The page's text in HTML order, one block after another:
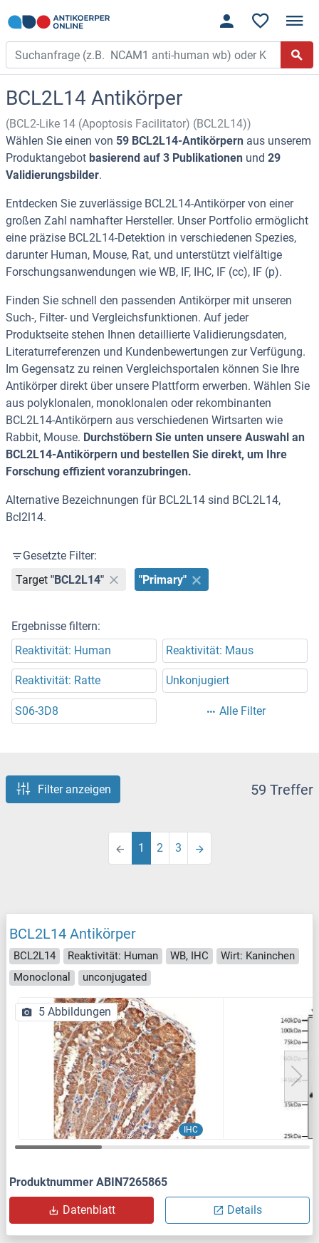
BCL2L14 Antikörper
(BCL2-Like 14 (Apoptosis Facilitator) (BCL2L14))
Wählen Sie einen von 59 BCL2L14-Antikörpern aus unserem
Produktangebot basierend auf 3 Publikationen und 29
Validierungsbilder.
Entdecken Sie zuverlässige BCL2L14-Antikörper von einer
großen Zahl namhafter Hersteller. Unser Portfolio ermöglicht
eine präzise BCL2L14-Detektion in verschiedenen Spezies,
darunter Human, Mouse, Rat, und unterstützt vielfältige
Forschungsanwendungen wie WB, IF, IHC, IF (cc), IF (p).
Finden Sie schnell den passenden Antikörper mit unseren
Such-, Filter- und Vergleichsfunktionen. Auf jeder
Produktseite stehen Ihnen detaillierte Validierungsdaten,
Literaturreferenzen und Kundenbewertungen zur Verfügung.
Im Gegensatz zu reinen Vergleichsportalen können Sie Ihre
Antikörper direkt über unsere Plattform erwerben. Wählen Sie
aus polyklonalen, monoklonalen oder rekombinanten
BCL2L14-Antikörpern aus verschiedenen Wirtsarten wie
Rabbit, Mouse. Durchstöbern Sie unten unsere Auswahl an
BCL2L14-Antikörpern und bestellen Sie direkt, um Ihre
Forschung effizient voranzubringen.
Alternative Bezeichnungen für BCL2L14 sind BCL2L14,
Bcl2l14.
Gesetzte Filter:
Target "BCL2L14" "Primary"
Ergebnisse filtern:
Reaktivität: Human
Reaktivität: Maus
Reaktivität: Ratte Unkonjugiert
S06-3D8 Alle Filter
Filter anzeigen 59 Treffer
1 2 3
BCL2L14 Antikörper
BCL2L14 Reaktivität: Human WB, IHC
Wirt: Kaninchen
Monoclonal
unconjugated
IHC
5 Abbildungen
Produktnummer ABIN7265865
Datenblatt Details